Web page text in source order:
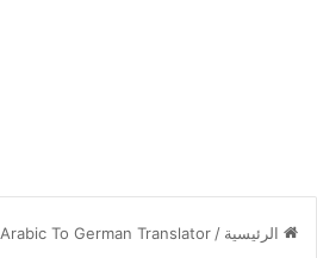
الرئيسية /
Arabic To German Translator